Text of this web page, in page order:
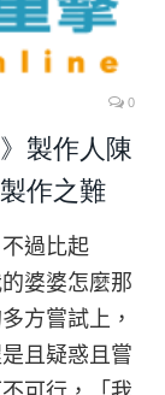
0
製作人陳
作之難
過比起
婆婆怎麼那
方嘗試上，
且疑惑且嘗